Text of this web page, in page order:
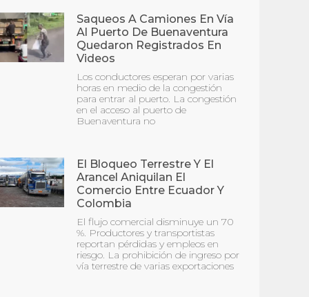
Saqueos A Camiones En Vía
Al Puerto De Buenaventura
Quedaron Registrados En
Videos
Los conductores esperan por varias
horas en medio de la congestión
para entrar al puerto. La congestión
en el acceso al puerto de
Buenaventura no
El Bloqueo Terrestre Y El
Arancel Aniquilan El
Comercio Entre Ecuador Y
Colombia
El flujo comercial disminuye un 70
%. Productores y transportistas
reportan pérdidas y empleos en
riesgo. La prohibición de ingreso por
vía terrestre de varias exportaciones